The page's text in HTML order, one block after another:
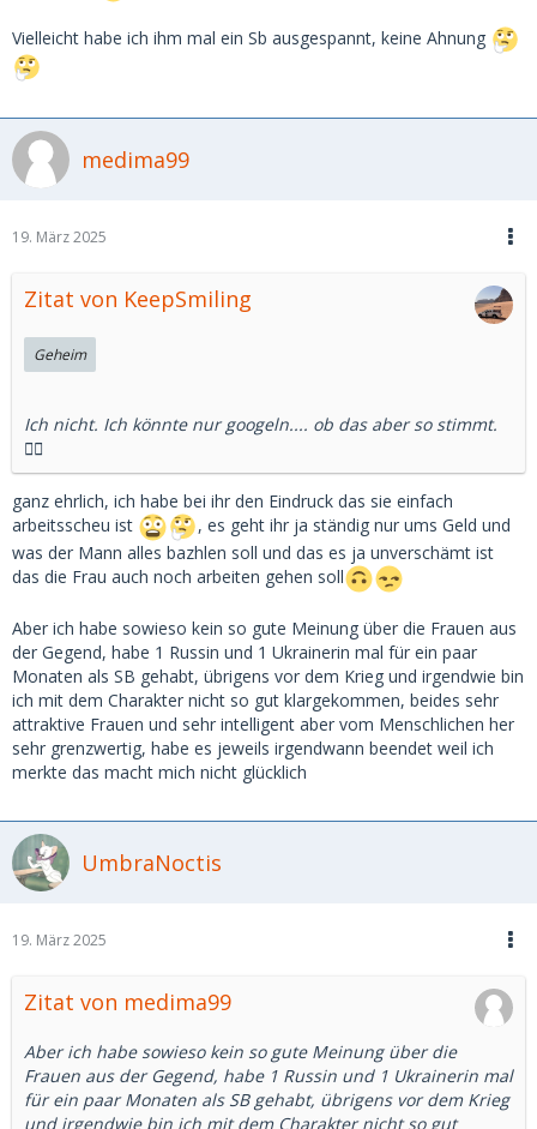
Vielleicht habe ich ihm mal ein Sb ausgespannt, keine Ahnung
medima99
19. März 2025
Zitat von KeepSmiling
Geheim
Ich nicht. Ich könnte nur googeln.... ob das aber so stimmt.
🤷‍♂️
ganz ehrlich, ich habe bei ihr den Eindruck das sie einfach
arbeitsscheu ist
, es geht ihr ja ständig nur ums Geld und
was der Mann alles bazhlen soll und das es ja unverschämt ist
das die Frau auch noch arbeiten gehen soll
Aber ich habe sowieso kein so gute Meinung über die Frauen aus
der Gegend, habe 1 Russin und 1 Ukrainerin mal für ein paar
Monaten als SB gehabt, übrigens vor dem Krieg und irgendwie bin
ich mit dem Charakter nicht so gut klargekommen, beides sehr
attraktive Frauen und sehr intelligent aber vom Menschlichen her
sehr grenzwertig, habe es jeweils irgendwann beendet weil ich
merkte das macht mich nicht glücklich
UmbraNoctis
19. März 2025
Zitat von medima99
Aber ich habe sowieso kein so gute Meinung über die
Frauen aus der Gegend, habe 1 Russin und 1 Ukrainerin mal
für ein paar Monaten als SB gehabt, übrigens vor dem Krieg
und irgendwie bin ich mit dem Charakter nicht so gut